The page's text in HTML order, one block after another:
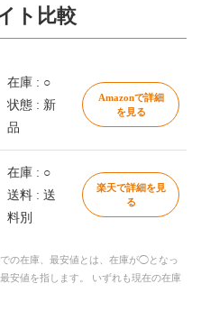
ト比較
在庫 : ○
状態 : 新
品
Amazonで詳細
を見る
在庫 : ○
送料 : 送
料別
楽天で詳細を見
る
の在庫、最安値とは、在庫が◯となっ
安値を指します。 いずれも現在の在庫